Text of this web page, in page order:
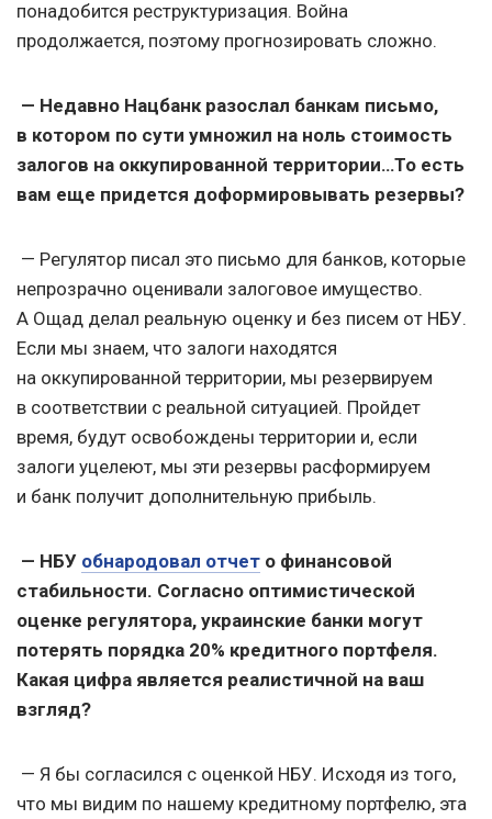
понадобится реструктуризация. Война
продолжается, поэтому прогнозировать сложно.
— Недавно Нацбанк разослал банкам письмо,
в котором по сути умножил на ноль стоимость
залогов на оккупированной территории…То есть
вам еще придется доформировывать резервы?
— Регулятор писал это письмо для банков, которые
непрозрачно оценивали залоговое имущество.
А Ощад делал реальную оценку и без писем от НБУ.
Если мы знаем, что залоги находятся
на оккупированной территории, мы резервируем
в соответствии с реальной ситуацией. Пройдет
время, будут освобождены территории и, если
залоги уцелеют, мы эти резервы расформируем
и банк получит дополнительную прибыль.
— НБУ обнародовал отчет о финансовой
стабильности. Согласно оптимистической
оценке регулятора, украинские банки могут
потерять порядка 20% кредитного портфеля.
Какая цифра является реалистичной на ваш
взгляд?
— Я бы согласился с оценкой НБУ. Исходя из того,
что мы видим по нашему кредитному портфелю, эта